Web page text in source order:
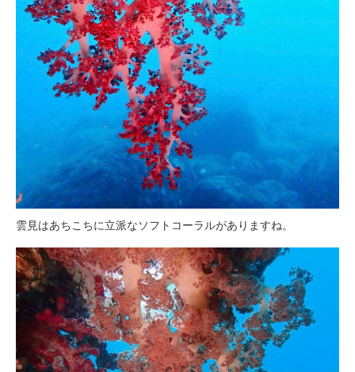
雲見はあちこちに立派なソフトコーラルがありますね。